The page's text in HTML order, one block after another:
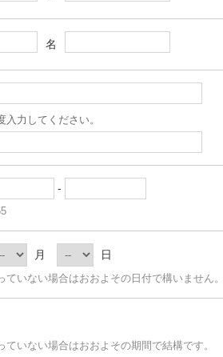
名
力してください。
-
月 日
ていない場合はおおよその日付で構いません
ていない場合はおおよその期間で結構です。